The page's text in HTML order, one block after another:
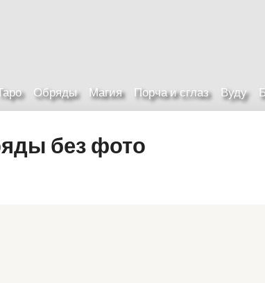
Обряды Магия Порча и сглаз Вуду
без фото